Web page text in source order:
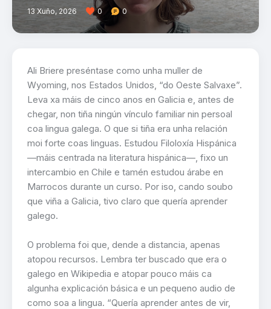
13 Xuño, 2026 0 0
Ali Briere preséntase como unha muller de
Wyoming, nos Estados Unidos, “do Oeste Salvaxe”.
Leva xa máis de cinco anos en Galicia e, antes de
chegar, non tiña ningún vínculo familiar nin persoal
coa lingua galega. O que si tiña era unha relación
moi forte coas linguas. Estudou Filoloxía Hispánica
—máis centrada na literatura hispánica—, fixo un
intercambio en Chile e tamén estudou árabe en
Marrocos durante un curso. Por iso, cando soubo
que viña a Galicia, tivo claro que quería aprender
galego.
O problema foi que, dende a distancia, apenas
atopou recursos. Lembra ter buscado que era o
galego en Wikipedia e atopar pouco máis ca
algunha explicación básica e un pequeno audio de
como soa a lingua. “Quería aprender antes de vir,